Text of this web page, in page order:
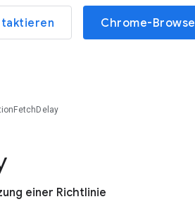
Chrome-
einer Richtlinie